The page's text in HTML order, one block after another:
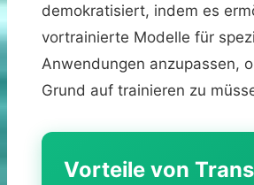
demokratisiert, indem es
vortrainierte Modelle für
Anwendungen anzupassen,
Grund auf trainieren zu
Vorteile von